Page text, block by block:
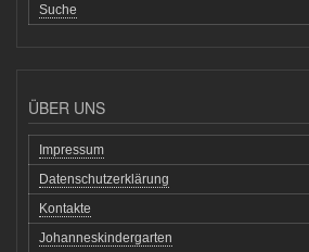
Suche
ÜBER UNS
Impressum
Datenschutzerklärung
Kontakte
Johanneskindergarten